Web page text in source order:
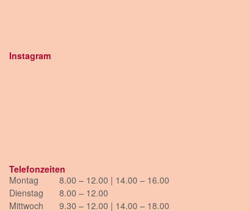
Instagram
Telefonzeiten
Montag
8.00 – 12.00 | 14.00 – 16.00
Dienstag
8.00 – 12.00
Mittwoch
9.30 – 12.00 | 14.00 – 18.00